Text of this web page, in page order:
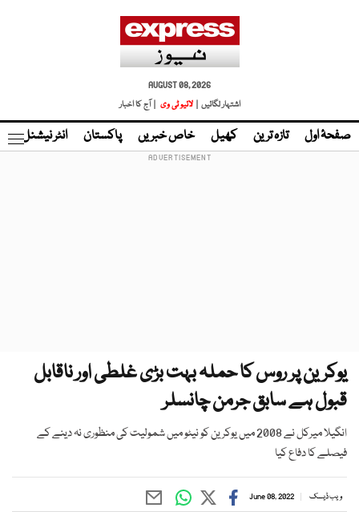
AUGUST 08, 2026
اشتہار لگائیں |
لائیو ٹی وی | آج کا اخبار
صفحۂ اول تازہ ترین کھیل خاص خبریں پاکستان انٹر نیشنل
یوکرین پر روس کا حملہ بہت بڑی غلطی اور ناقابل
قبول ہے سابق جرمن چانسلر
انگیلا میرکل نے 2008 میں یوکرین کو نیٹو میں شمولیت کی منظوری نہ دینے کے
فیصلے کا دفاع کیا
ویب ڈیسک June 08, 2022